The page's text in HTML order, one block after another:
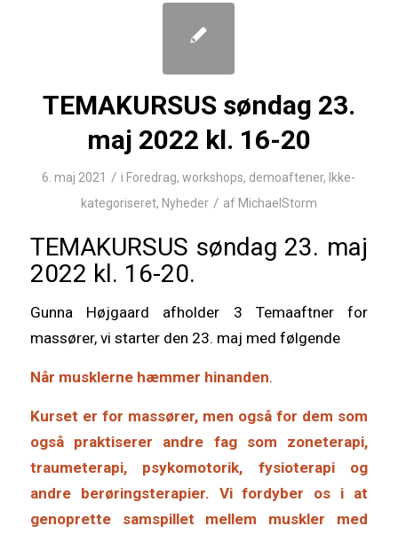
TEMAKURSUS søndag 23.
maj 2022 kl. 16-20
6. maj 2021 / i Foredrag, workshops, demoaftener, Ikke-
kategoriseret, Nyheder / af MichaelStorm
TEMAKURSUS søndag 23. maj
2022 kl. 16-20.
Gunna Højgaard afholder 3 Temaaftner for
massører, vi starter den 23. maj med følgende
Når musklerne hæmmer hinanden.
Kurset er for massører, men også for dem som
også praktiserer andre fag som zoneterapi,
traumeterapi, psykomotorik, fysioterapi og
andre berøringsterapier. Vi fordyber os i at
genoprette samspillet mellem muskler med